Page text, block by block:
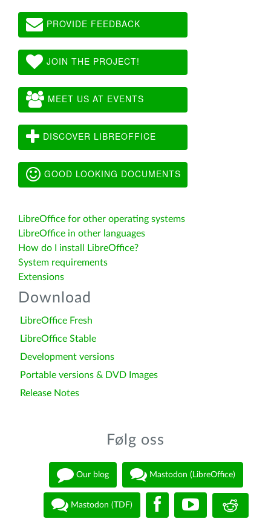
PROVIDE FEEDBACK
JOIN THE PROJECT!
MEET US AT EVENTS
DISCOVER LIBREOFFICE
GOOD LOOKING DOCUMENTS
LibreOffice for other operating systems
LibreOffice in other languages
How do I install LibreOffice?
System requirements
Extensions
Download
LibreOffice Fresh
LibreOffice Stable
Development versions
Portable versions & DVD Images
Release Notes
Følg oss
Our blog Mastodon (LibreOffice)
Mastodon (TDF)